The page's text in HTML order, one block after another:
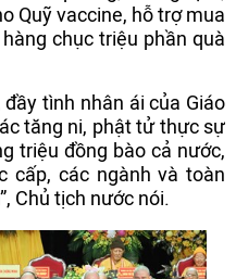
Quỹ vaccine, hỗ trợ mua
chục triệu phần quà
tình nhân ái của Giáo
tăng ni, phật tử thực sự
triệu đồng bào cả nước,
cấp, các ngành và toàn
Chủ tịch nước nói.